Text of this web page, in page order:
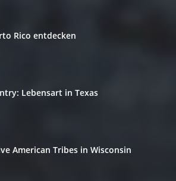
Rico entdecken
Lebensart in Texas
American Tribes in Wisconsin